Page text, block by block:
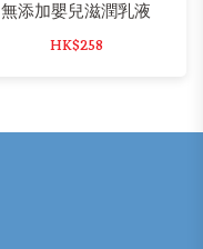
無添加嬰兒滋潤乳液
HK$258